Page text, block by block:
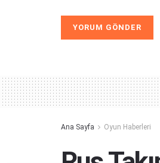
Ana Sayfa Oyun Haberleri